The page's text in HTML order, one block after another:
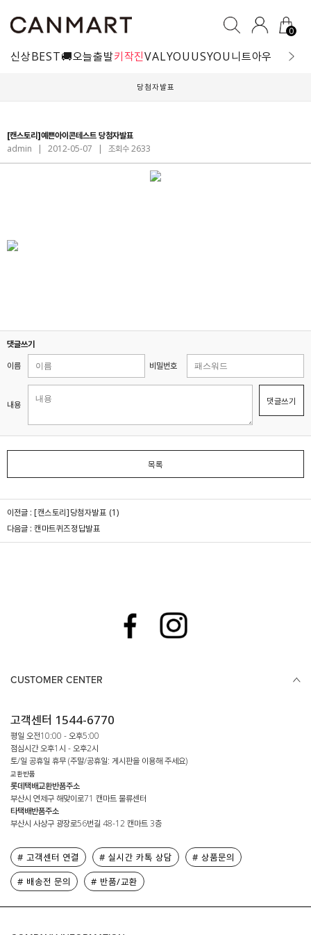
0
신상BEST🚚오늘출발키작진VALYOUUSYOU니트아우터 블라
당첨자발표
[캔스토리]예쁜아이콘테스트 당첨자발표
admin
| 2012-05-07 | 조회수 2633
댓글쓰기
이름
비밀번호
내용 댓글쓰기
목록
이전글 : [캔스토리]당첨자발표 (1)
다음글 : 캔마트퀴즈정답발표
CUSTOMER CENTER
고객센터 1544-6770
평일 오전10:00 - 오후5:00
점심시간 오후1시 - 오후2시
토/일 공휴일 휴무 (주말/공휴일: 게시판을 이용해 주세요)
교환반품
롯데택배교환반품주소
부산시 연제구 해맞이로71 캔마트 물류센터
타택배반품주소
부산시 사상구 광장로56번길 48-12 캔마트 3층
# 고객센터 연결 # 실시간 카톡 상담
# 상품문의
# 배송전 문의
# 반품/교환